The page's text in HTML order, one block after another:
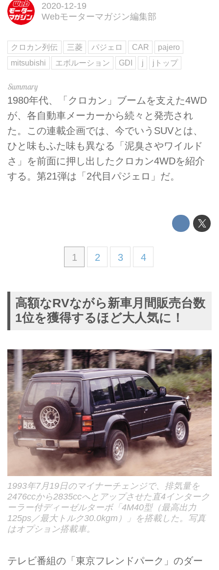
2020-12-19
Webモーターマガジン編集部
クロカン列伝 三菱 パジェロ CAR
pajero
mitsubishi
エボルーション GDI j jトップ
1980年代、「クロカン」ブームを支えた4WD
が、各自動車メーカーから続々と発売され
た。この連載企画では、今でいうSUVとは、
ひと味もふた味も異なる「泥臭さやワイルド
さ」を前面に押し出したクロカン4WDを紹介
する。第21弾は「2代目パジェロ」だ。
1 2 3 4
高額なRVながら新車月間販売台数
1位を獲得するほど大人気に！
1993年7月19日のマイナーチェンジで、排気量を
2476ccから2835ccへとアップさせた直4インターク
ーラー付ディーゼルターボ「4M40型（最高出力
125ps／最大トルク30.0kgm）」を搭載した。写真
はオプション搭載車。
テレビ番組の「東京フレンドパーク」のダー